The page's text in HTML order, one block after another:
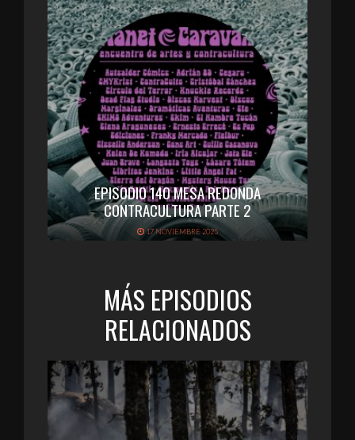
EPISODIO 140 MESA REDONDA
CONTRACULTURA PARTE 2
17 NOVIEMBRE 2025
MÁS EPISODIOS
RELACIONADOS